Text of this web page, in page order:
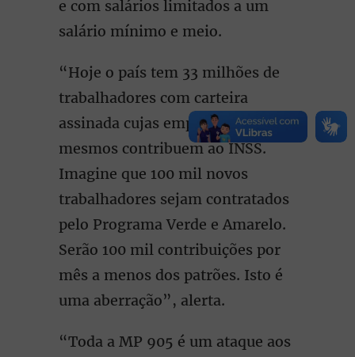
e com salários limitados a um
salário mínimo e meio.
“Hoje o país tem 33 milhões de
trabalhadores com carteira
assinada cujas empresas e eles
mesmos contribuem ao INSS.
Imagine que 100 mil novos
trabalhadores sejam contratados
pelo Programa Verde e Amarelo.
Serão 100 mil contribuições por
mês a menos dos patrões. Isto é
uma aberração”, alerta.
“Toda a MP 905 é um ataque aos